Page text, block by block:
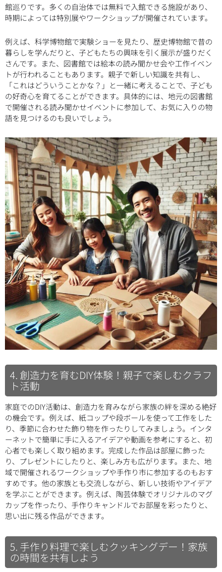
館巡りです。多くの自治体では無料で入館できる施設があり、
時期によっては特別展やワークショップが開催されています。
例えば、科学博物館で実験ショーを見たり、歴史博物館で昔の
暮らしを学んだりと、子どもたちの興味を引く展示が盛りだく
さんです。また、図書館では絵本の読み聞かせ会や工作イベン
トが行われることもあります。親子で新しい知識を共有し、
「これはどういうことかな？」と一緒に考えることで、子ども
の好奇心を育てることができます。具体的には、地元の図書館
で開催される読み聞かせイベントに参加して、お気に入りの物
語を見つけるのも良いでしょう。
4. 創造力を育むDIY体験！親子で楽しむクラフ
ト活動
家庭でのDIY活動は、創造力を育みながら家族の絆を深める絶好
の機会です。例えば、紙コップや段ボールを使って工作をした
り、季節に合わせた飾り物を作ったりしてみましょう。インタ
ーネットで簡単に手に入るアイデアや動画を参考にすると、初
心者でも楽しく取り組めます。完成した作品は部屋に飾った
り、プレゼントにしたりと、楽しみ方も広がります。また、地
域で開催されるワークショップや手作り市に参加するのもおす
すめです。他の家族とも交流しながら、新しい技術やアイデア
を学ぶことができます。例えば、陶芸体験でオリジナルのマグ
カップを作ったり、手作りキャンドルでお部屋を彩ったりと、
思い出に残る作品ができます。
5. 手作り料理で楽しむクッキングデー！家族
の時間を共有しよう